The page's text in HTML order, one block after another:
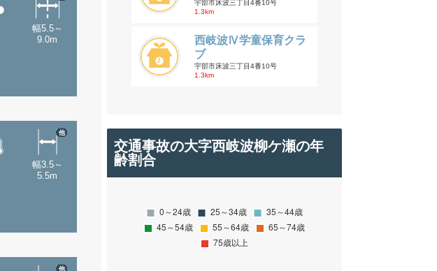
幅5.5～
9.0m
幅3.5～
5.5m
他
他
宇部市床波三丁目4番10号
1.3km
西岐波Ⅳ学童保育クラ
ブ
宇部市床波三丁目4番10号
1.3km
交通事故の大字西岐波柳ケ瀬の年
齢割合